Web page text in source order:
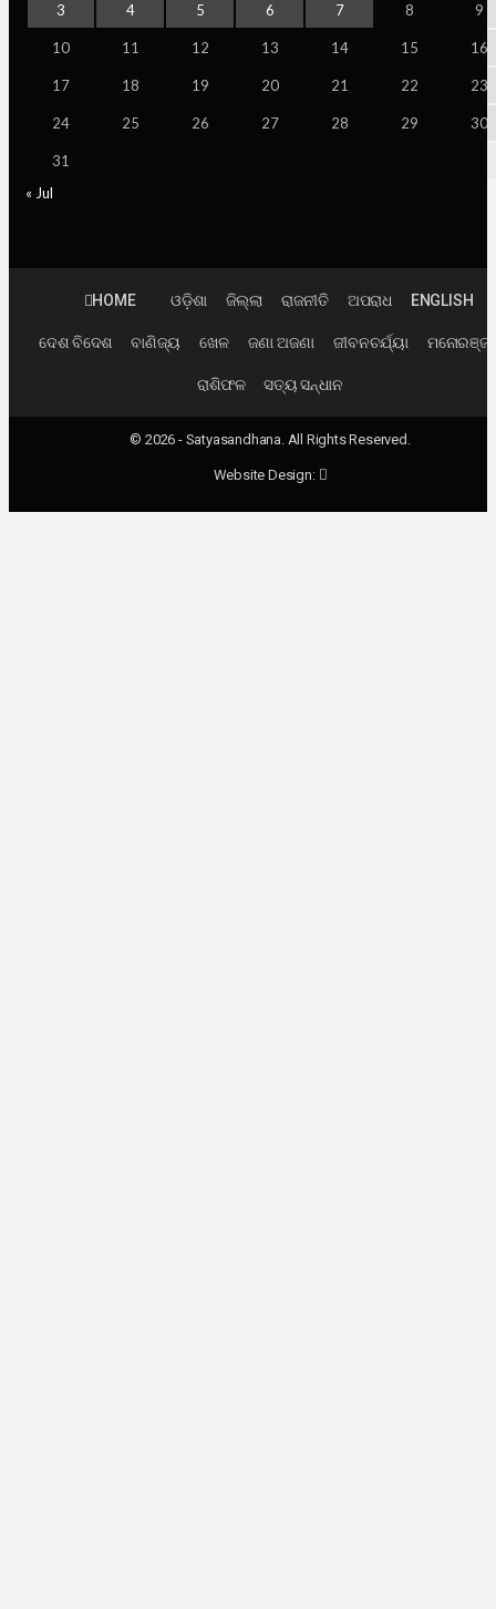
3 4 5 6 7 8 9
10 11 12 13 14 15 16
17 18 19 20 21 22 23
24 25 26 27 28 29 30
31
« Jul
HOME ଓଡ଼ିଶା ଜିଲ୍ଲା ରାଜନୀତି ଅପରାଧ ENGLISH
ଦେଶ ବିଦେଶ ବାଣିଜ୍ୟ ଖେଳ ଜଣା ଅଜଣା ଜୀବନଚର୍ଯ୍ୟା
ରାଶିଫଳ ସତ୍ୟ ସନ୍ଧାନ
© 2026 - Satyasandhana. All Rights Reserved.
Website Design: